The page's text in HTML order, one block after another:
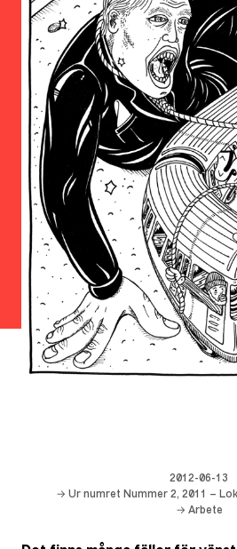
2012-06-13
→ Ur numret Nummer 2, 2011 –
→ Arbete